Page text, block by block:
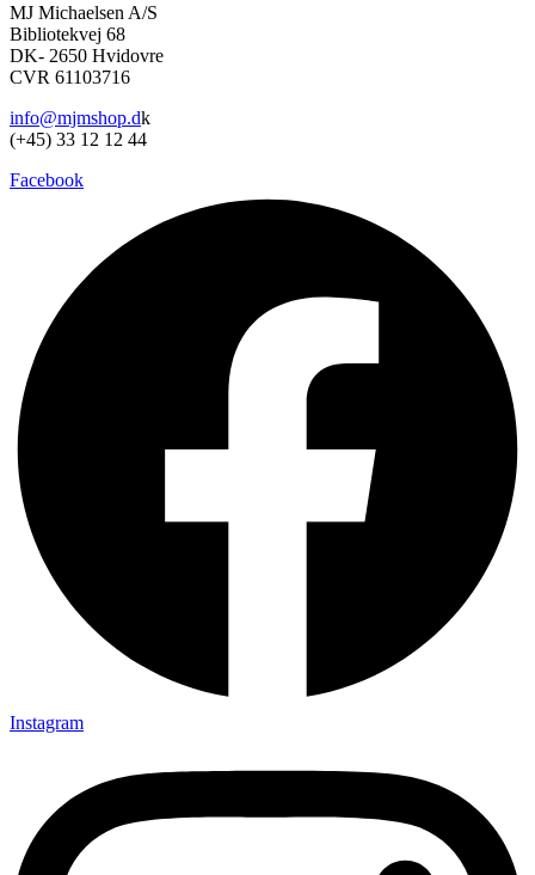
MJ Michaelsen A/S
Bibliotekvej 68
DK- 2650 Hvidovre
CVR 61103716
info@mjmshop.dk
(+45) 33 12 12 44
Facebook
Instagram